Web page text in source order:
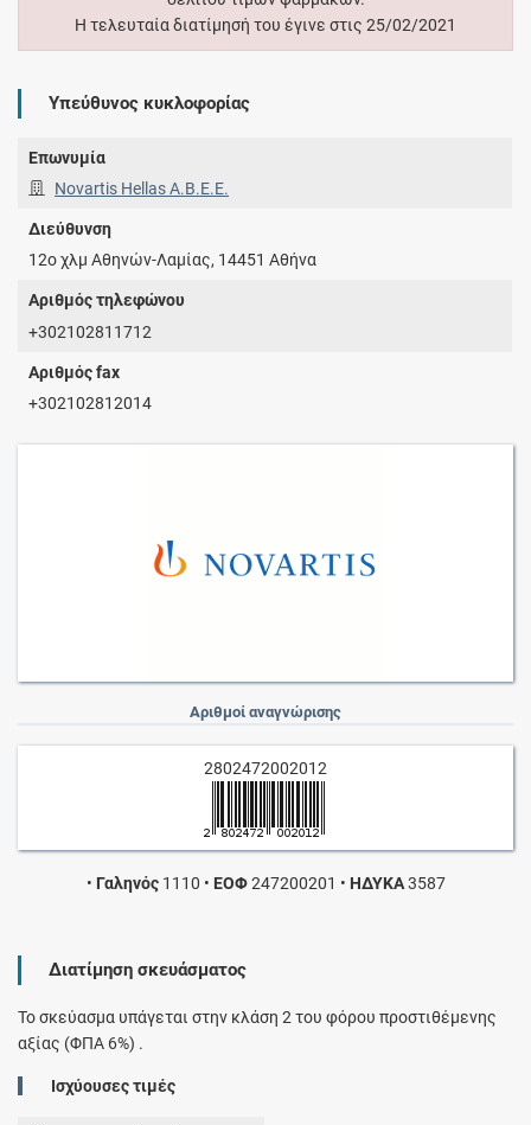
Η τελευταία διατίμησή του έγινε στις 25/02/2021
Υπεύθυνος κυκλοφορίας
Επωνυμία
Novartis Hellas A.Β.Ε.Ε.
Διεύθυνση
12ο χλμ Αθηνών-Λαμίας, 14451 Αθήνα
Αριθμός τηλεφώνου
+302102811712
Αριθμός fax
+302102812014
Αριθμοί αναγνώρισης
2802472002012
• Γαληνός1110 • ΕΟΦ247200201 • ΗΔΥΚΑ3587
Διατίμηση σκευάσματος
Το σκεύασμα υπάγεται στην κλάση 2 του φόρου προστιθέμενης
αξίας (ΦΠΑ 6%) .
Ισχύουσες τιμές